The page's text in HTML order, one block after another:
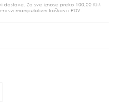
dostave. Za sve iznose preko 100,00 KM
svi manipulativni troškovi i PDV.